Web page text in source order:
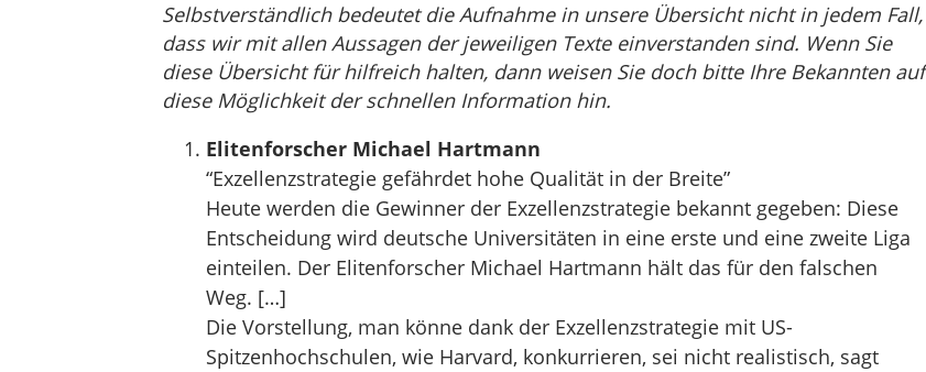
Selbstverständlich bedeutet die Aufnahme in unsere Übersicht nicht in jedem Fall,
dass wir mit allen Aussagen der jeweiligen Texte einverstanden sind. Wenn Sie
diese Übersicht für hilfreich halten, dann weisen Sie doch bitte Ihre Bekannten auf
diese Möglichkeit der schnellen Information hin.
Elitenforscher Michael Hartmann
“Exzellenzstrategie gefährdet hohe Qualität in der Breite”
Heute werden die Gewinner der Exzellenzstrategie bekannt gegeben: Diese
Entscheidung wird deutsche Universitäten in eine erste und eine zweite Liga
einteilen. Der Elitenforscher Michael Hartmann hält das für den falschen
Weg. […]
Die Vorstellung, man könne dank der Exzellenzstrategie mit US-
Spitzenhochschulen, wie Harvard, konkurrieren, sei nicht realistisch, sagt